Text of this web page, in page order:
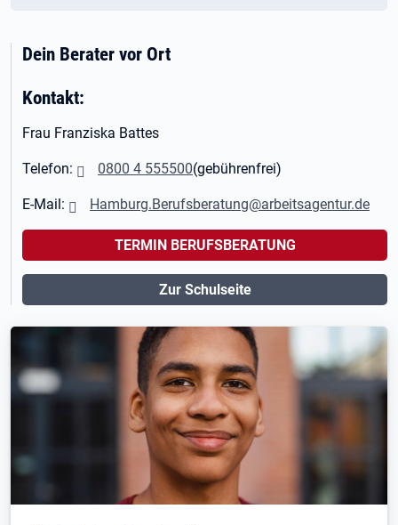
Dein Berater vor Ort
Kontakt:
Frau Franziska Battes
Telefon: 0800 4 555500(gebührenfrei)
E-Mail: Hamburg.Berufsberatung@arbeitsagentur.de
TERMIN BERUFSBERATUNG
Zur Schulseite